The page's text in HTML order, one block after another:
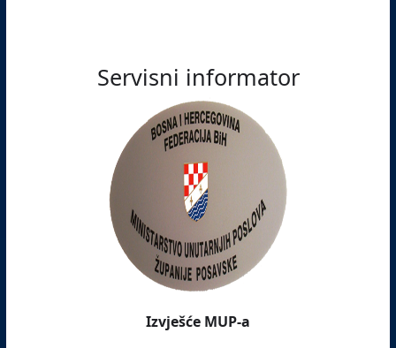
Servisni informator
Izvješće MUP-a